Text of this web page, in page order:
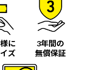
に
ズ
3年間の
無償保証